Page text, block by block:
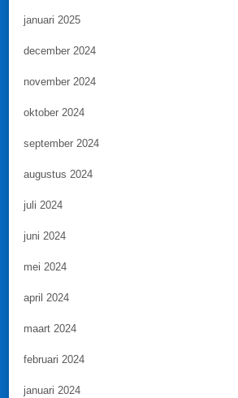
januari 2025
december 2024
november 2024
oktober 2024
september 2024
augustus 2024
juli 2024
juni 2024
mei 2024
april 2024
maart 2024
februari 2024
januari 2024